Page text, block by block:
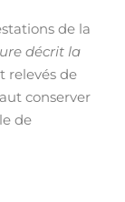
de la
décrit la
relevés de
conserver
de